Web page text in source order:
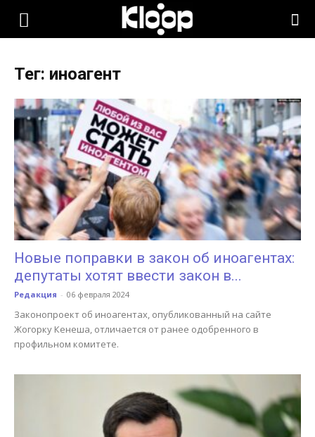
KLOOP.KG
Новости
Кыргызстана
Тег: иноагент
Новые поправки в закон об иноагентах:
депутаты хотят ввести закон в...
Редакция - 06 февраля 2024
Законопроект об иноагентах, опубликованный на сайте
Жогорку Кенеша, отличается от ранее одобренного в
профильном комитете.